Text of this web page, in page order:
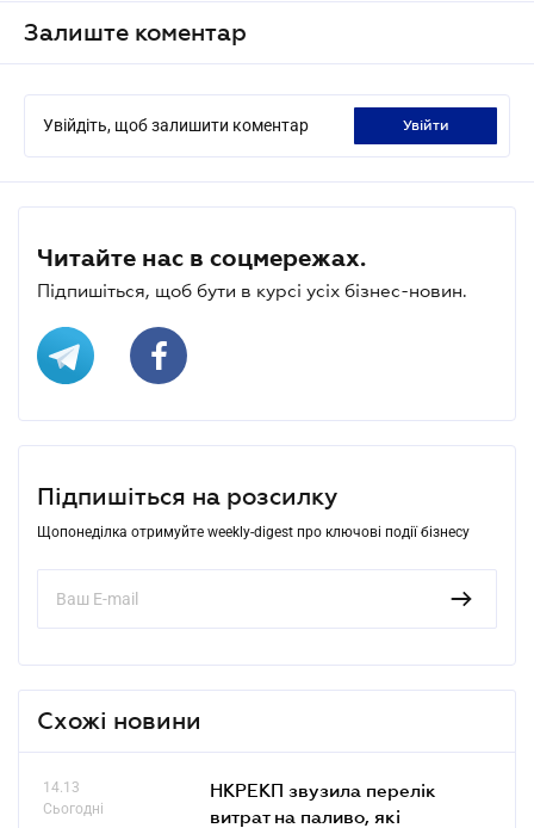
Залиште коментар
Увійдіть, щоб залишити коментар увійти
Читайте нас в соцмережах.
Підпишіться, щоб бути в курсі усіх бізнес-новин.
Підпишіться на розсилку
Щопонеділка отримуйте weekly-digest про ключові події бізнесу
Схожі новини
14.13
Сьогодні
НКРЕКП звузила перелік
витрат на паливо, які